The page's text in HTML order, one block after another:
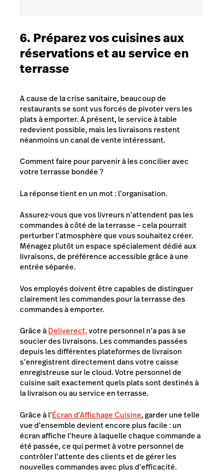
6. Préparez vos cuisines aux
réservations et au service en
terrasse
A cause de la crise sanitaire, beaucoup de
restaurants se sont vus forcés de pivoter vers les
plats à emporter. A présent, le service à table
redevient possible, mais les livraisons restent
néanmoins un canal de vente intéressant.
Comment faire pour parvenir à les concilier avec
votre terrasse bondée ?
La réponse tient en un mot : l’organisation.
Assurez-vous que vos livreurs n’attendent pas les
commandes à côté de la terrasse – cela pourrait
perturber l’atmosphère que vous souhaitez créer.
Ménagez plutôt un espace spécialement dédié aux
livraisons, de préférence accessible grâce à une
entrée séparée.
Vos employés doivent être capables de distinguer
clairement les commandes pour la terrasse des
commandes à emporter.
Grâce àDeliverect,votre personnel n’a pas à se
soucier des livraisons. Les commandes passées
depuis les différentes plateformes de livraison
s’enregistrent directement dans votre caisse
enregistreuse sur le cloud. Votre personnel de
cuisine sait exactement quels plats sont destinés à
la livraison ou au service en terrasse.
Grâce à l’Écran d’Affichage Cuisine, garder une telle
vue d’ensemble devient encore plus facile : un
écran affiche l’heure à laquelle chaque commande a
été passée, ce qui permet à votre personnel de
contrôler l’attente des clients et de gérer les
nouvelles commandes avec plus d’efficacité.